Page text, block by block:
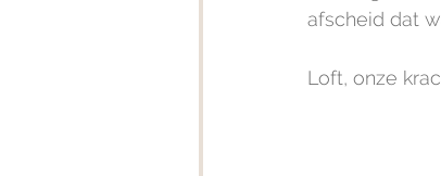
afscheid dat
Loft, onze